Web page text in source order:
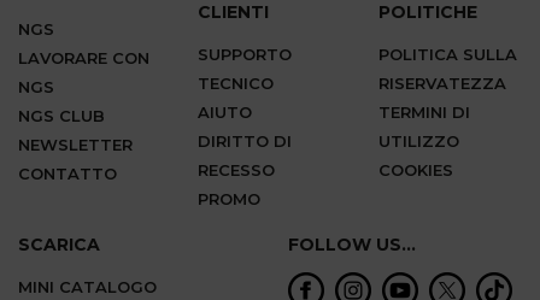
NGS
LAVORARE CON
NGS
NGS CLUB
NEWSLETTER
CONTATTO
CLIENTI
SUPPORTO
TECNICO
AIUTO
DIRITTO DI
RECESSO
PROMO
POLITICHE
POLITICA SULLA
RISERVATEZZA
TERMINI DI
UTILIZZO
COOKIES
SCARICA
MINI CATALOGO
FOLLOW US...